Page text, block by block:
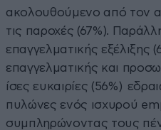
ακολουθούμενο από τον
τις παροχές (67%).
επαγγελματικής εξέλιξης
επαγγελματικής και
ίσες ευκαιρίες (56%)
πυλώνες ενός ισχυρού
συμπληρώνοντας τους